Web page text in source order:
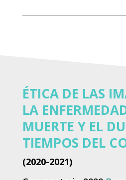
ÉTICA DE LAS
LA
MUERTE Y EL
TIEMPOS DEL
(2020-2021)